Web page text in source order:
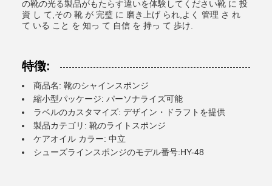
の靴の光る製品がもたらす違いを体験してください靴 に 投
資 し て,その 靴 が 完璧 に 磨き上げ られ,よく 管理 さ れ
て いる こと を 知っ て 自信 を 持っ て 歩け.
特徴:
商品名: 靴のシャインスポンジ
縮小型パッケージ: パーソナライズ可能
ラベルのカスタマイズ: デザイン・ドラフトを提供
製品カテゴリ: 靴のライトスポンジ
ケアオイル カラー: 中立
シューズラインスポンジのモデル番号:HY-48